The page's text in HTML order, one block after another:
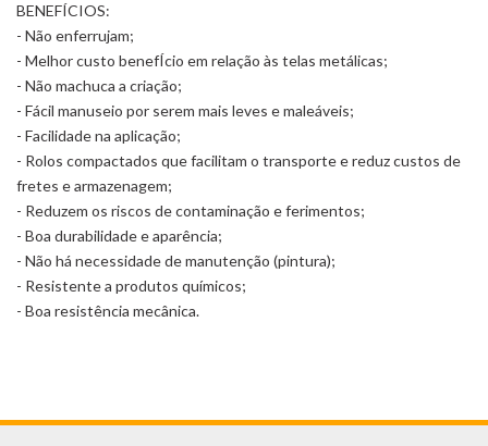
BENEFÍCIOS:
- Não enferrujam;
- Melhor custo benefÍcio em relação às telas metálicas;
- Não machuca a criação;
- Fácil manuseio por serem mais leves e maleáveis;
- Facilidade na aplicação;
- Rolos compactados que facilitam o transporte e reduz custos de
fretes e armazenagem;
- Reduzem os riscos de contaminação e ferimentos;
- Boa durabilidade e aparência;
- Não há necessidade de manutenção (pintura);
- Resistente a produtos químicos;
- Boa resistência mecânica.